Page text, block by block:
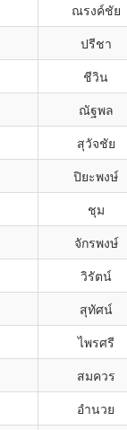
ณรงค์ชัย
ปรีชา
ชีวิน
ณัฐพล
สุวัจชัย
ปิยะพงษ์
ชุม
จักรพงษ์
วิรัตน์
สุทัศน์
ไพรศรี
สมควร
อำนวย